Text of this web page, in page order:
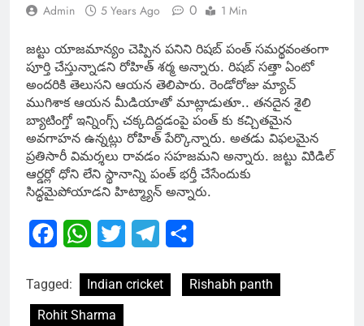
Admin 5 Years Ago 0 1 Min
జట్టు యాజమాన్యం చెప్పిన పనిని రిషబ్ పంత్ సమర్థవంతంగా
పూర్తి చేస్తున్నాడని రోహిత్ శర్మ అన్నారు. రిషబ్ సత్తా ఏంటో
అందరికి తెలుసని ఆయన తెలిపారు. రెండోరోజు మ్యాచ్
ముగిశాక ఆయన మీడియాతో మాట్లాడుతూ.. తనదైన శైలి
బ్యాటింగ్తో ఇన్నింగ్స్ చక్కదిద్దడంపై పంత్ కు కచ్చితమైన
అవగాహన ఉన్నట్లు రోహిత్ పేర్కొన్నారు. అతడు విఫలమైన
ప్రతిసారీ విమర్శలు రావడం సహజమని అన్నారు. జట్టు మిిడిల్
ఆర్డర్లో ధోని లేని స్థానాన్ని పంత్ భర్తీ చేసేందుకు
సిద్ధమైపోయాడని హిట్మ్యాన్ అన్నారు.
FacebookWhatsApp
Twitter Telegram
Tagged: Indian cricket
Rishabh panth
Rohit Sharma